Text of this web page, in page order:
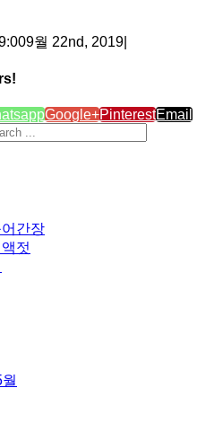
9월 22nd, 2019
Google+PinterestEmail
간장
젓